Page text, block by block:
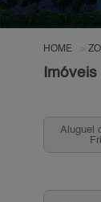
HOME
Aluguel